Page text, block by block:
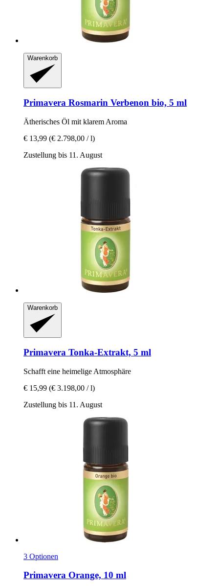
Warenkorb
Primavera Rosmarin Verbenon bio, 5 ml
Ätherisches Öl mit klarem Aroma
€ 13,99 (€ 2.798,00 / l)
Zustellung bis 11. August
Warenkorb
Primavera Tonka-​Extrakt, 5 ml
Schafft eine heimelige Atmosphäre
€ 15,99 (€ 3.198,00 / l)
Zustellung bis 11. August
3 Optionen
Primavera Orange, 10 ml